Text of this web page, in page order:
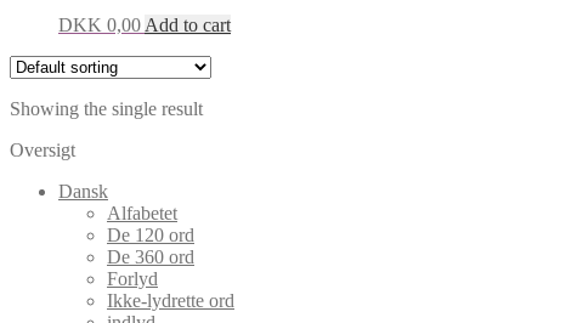
DKK 0,00 Add to cart
Showing the single result
Oversigt
Dansk
Alfabetet
De 120 ord
De 360 ord
Forlyd
Ikke-lydrette ord